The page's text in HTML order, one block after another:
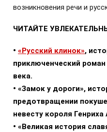
возникновения речи и
ЧИТАЙТЕ
• «Русский клинок»,
приключенческий
века.
• «Замок у дороги»,
предотвращении
невесту короля Генриха
• «Великая история